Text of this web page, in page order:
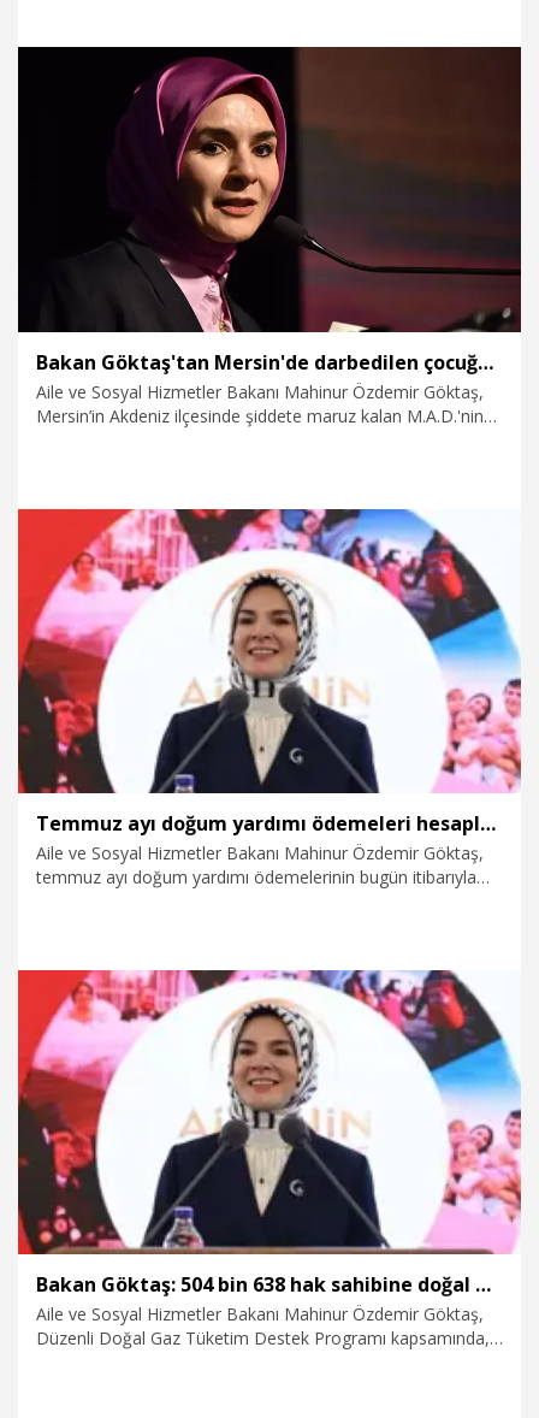
bekliyoruz. Ben şimdiden şehit ailelerimize ve gazilerimize
hayırlı olmasını diliyorum" dedi.
Politika
Bakan Göktaş'tan Mersin'de darbedilen çocuğun ailesine telefon
Aile ve Sosyal Hizmetler Bakanı Mahinur Özdemir Göktaş,
Mersin’in Akdeniz ilçesinde şiddete maruz kalan M.A.D.'nin
1.08.2026
Temmuz ayı doğum yardımı ödemeleri hesaplara yatırıldı
Aile ve Sosyal Hizmetler Bakanı Mahinur Özdemir Göktaş,
temmuz ayı doğum yardımı ödemelerinin bugün itibarıyla
29.07.2026
Bakan Göktaş: 504 bin 638 hak sahibine doğal gaz tüketim desteği gerçekleştirdik
Aile ve Sosyal Hizmetler Bakanı Mahinur Özdemir Göktaş,
Düzenli Doğal Gaz Tüketim Destek Programı kapsamında,